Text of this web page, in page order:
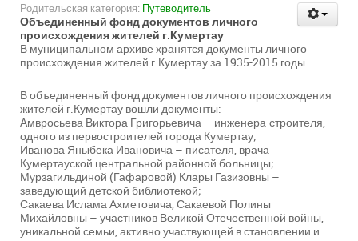
Родительская категория: Путеводитель
Объединенный фонд документов личного
происхождения жителей г.Кумертау
В муниципальном архиве хранятся документы личного
происхождения жителей г.Кумертау за 1935-2015 годы.
В объединенный фонд документов личного происхождения
жителей г.Кумертау вошли документы:
Амвросьева Виктора Григорьевича – инженера-строителя,
одного из первостроителей города Кумертау;
Иванова Яныбека Ивановича – писателя, врача
Кумертауской центральной районной больницы;
Мурзагильдиной (Гафаровой) Клары Газизовны –
заведующий детской библиотекой;
Сакаева Ислама Ахметовича, Сакаевой Полины
Михайловны – участников Великой Отечественной войны,
уникальной семьи, активно участвующей в становлении и